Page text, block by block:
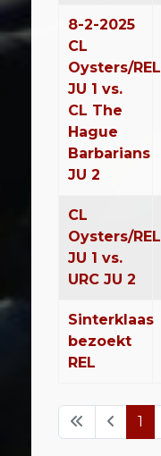
8-2-2025
CL
Oysters/REL
JU 1 vs.
CL The
Hague
Barbarians
JU 2
CL
Oysters/REL
JU 1 vs.
URC JU 2
Sinterklaas
bezoekt
REL
1